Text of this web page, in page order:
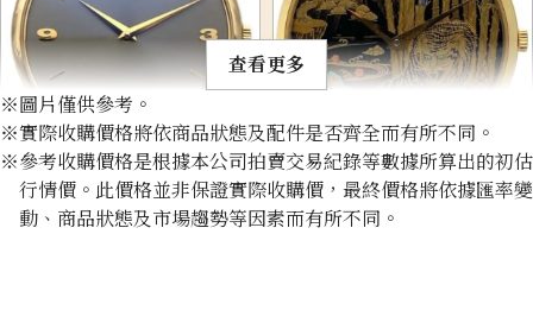
Chopard L.U.C XP 161902-
5004
Chopard L.U.C XP Lacquer
查看更多
※圖片僅供參考。
※實際收購價格將依商品狀態及配件是否齊全而有所不同。
※參考收購價格是根據本公司拍賣交易紀錄等數據所算出的初估
行情價。此價格並非保證實際收購價，最終價格將依據匯率變
動、商品狀態及市場趨勢等因素而有所不同。